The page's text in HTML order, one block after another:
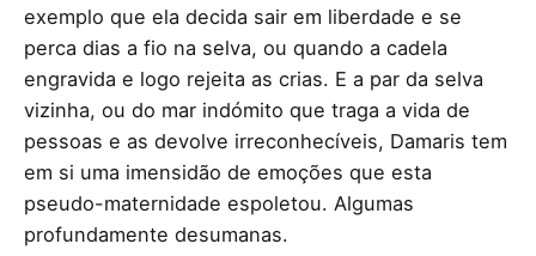
exemplo que ela decida sair em liberdade e se
perca dias a fio na selva, ou quando a cadela
engravida e logo rejeita as crias. E a par da selva
vizinha, ou do mar indómito que traga a vida de
pessoas e as devolve irreconhecíveis, Damaris tem
em si uma imensidão de emoções que esta
pseudo-maternidade espoletou. Algumas
profundamente desumanas.